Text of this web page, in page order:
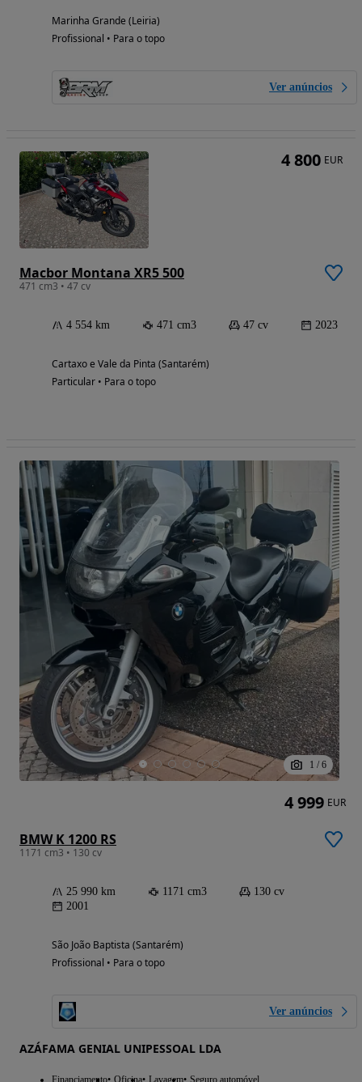
Marinha Grande (Leiria)
Profissional • Para o topo
Ver anúncios
Macbor Montana XR5 500
471 cm3 • 47 cv
4 554 km 471 cm3 47 cv 2023
Cartaxo e Vale da Pinta (Santarém)
Particular • Para o topo
4 800 EUR
1 / 6
BMW K 1200 RS
1171 cm3 • 130 cv
25 990 km 1171 cm3
130 cv
2001
São João Baptista (Santarém)
Profissional • Para o topo
Ver anúncios
AZÁFAMA GENIAL UNIPESSOAL LDA
Financiamento Oficina Lavagem Seguro automóvel
4 999 EUR